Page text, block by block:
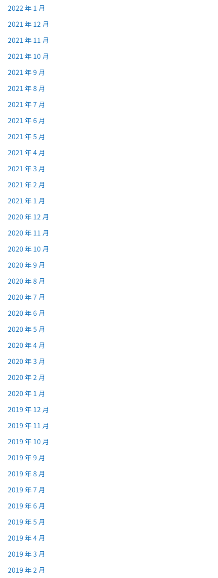
2022 年 1 月
2021 年 12 月
2021 年 11 月
2021 年 10 月
2021 年 9 月
2021 年 8 月
2021 年 7 月
2021 年 6 月
2021 年 5 月
2021 年 4 月
2021 年 3 月
2021 年 2 月
2021 年 1 月
2020 年 12 月
2020 年 11 月
2020 年 10 月
2020 年 9 月
2020 年 8 月
2020 年 7 月
2020 年 6 月
2020 年 5 月
2020 年 4 月
2020 年 3 月
2020 年 2 月
2020 年 1 月
2019 年 12 月
2019 年 11 月
2019 年 10 月
2019 年 9 月
2019 年 8 月
2019 年 7 月
2019 年 6 月
2019 年 5 月
2019 年 4 月
2019 年 3 月
2019 年 2 月